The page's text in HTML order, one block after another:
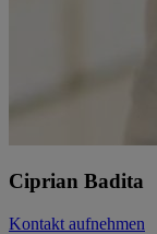
Ciprian Badita
Kontakt aufnehmen